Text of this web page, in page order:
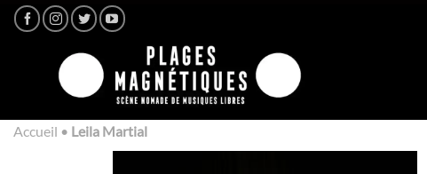
Passer
Accueil • Leila Martial